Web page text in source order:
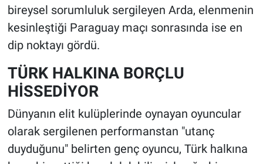
bireysel sorumluluk sergileyen Arda, elenmenin
kesinleştiği Paraguay maçı sonrasında ise en
dip noktayı gördü.
TÜRK HALKINA BORÇLU
HİSSEDİYOR
Dünyanın elit kulüplerinde oynayan oyuncular
olarak sergilenen performanstan "utanç
duyduğunu" belirten genç oyuncu, Türk halkına